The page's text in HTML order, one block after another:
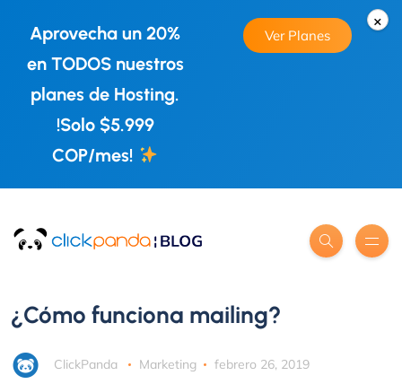
×
Aprovecha un 20%
en TODOS nuestros
planes de Hosting.
!Solo $5.999
COP/mes!
Ver Planes
¿Cómo funciona mailing?
ClickPanda Marketing febrero 26, 2019